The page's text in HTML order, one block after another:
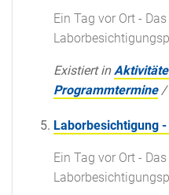
Ein Tag vor Ort - Das
Existiert in
Programmtermine /
Laborbesichtigung
Ein Tag vor Ort - Das